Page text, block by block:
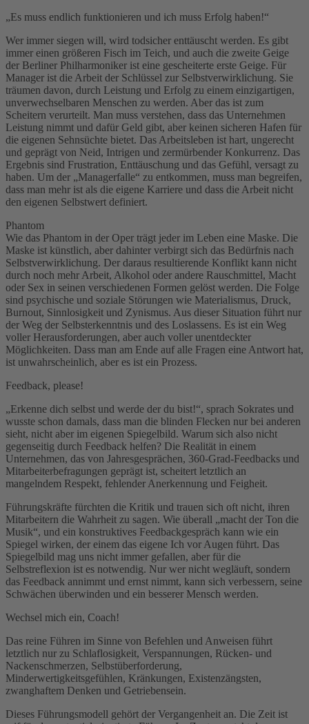
„Es muss endlich funktionieren und ich muss Erfolg haben!“
Wer immer siegen will, wird todsicher enttäuscht werden. Es gibt
immer einen größeren Fisch im Teich, und auch die zweite Geige
der Berliner Philharmoniker ist eine gescheiterte erste Geige. Für
Manager ist die Arbeit der Schlüssel zur Selbstverwirklichung. Sie
träumen davon, durch Leistung und Erfolg zu einem einzigartigen,
unverwechselbaren Menschen zu werden. Aber das ist zum
Scheitern verurteilt. Man muss verstehen, dass das Unternehmen
Leistung nimmt und dafür Geld gibt, aber keinen sicheren Hafen für
die eigenen Sehnsüchte bietet. Das Arbeitsleben ist hart, ungerecht
und geprägt von Neid, Intrigen und zermürbender Konkurrenz. Das
Ergebnis sind Frustration, Enttäuschung und das Gefühl, versagt zu
haben. Um der „Managerfalle“ zu entkommen, muss man begreifen,
dass man mehr ist als die eigene Karriere und dass die Arbeit nicht
den eigenen Selbstwert definiert.
Phantom
Wie das Phantom in der Oper trägt jeder im Leben eine Maske. Die
Maske ist künstlich, aber dahinter verbirgt sich das Bedürfnis nach
Selbstverwirklichung. Der daraus resultierende Konflikt kann nicht
durch noch mehr Arbeit, Alkohol oder andere Rauschmittel, Macht
oder Sex in seinen verschiedenen Formen gelöst werden. Die Folge
sind psychische und soziale Störungen wie Materialismus, Druck,
Burnout, Sinnlosigkeit und Zynismus. Aus dieser Situation führt nur
der Weg der Selbsterkenntnis und des Loslassens. Es ist ein Weg
voller Herausforderungen, aber auch voller unentdeckter
Möglichkeiten. Dass man am Ende auf alle Fragen eine Antwort hat,
ist unwahrscheinlich, aber es ist ein Prozess.
Feedback, please!
„Erkenne dich selbst und werde der du bist!“, sprach Sokrates und
wusste schon damals, dass man die blinden Flecken nur bei anderen
sieht, nicht aber im eigenen Spiegelbild. Warum sich also nicht
gegenseitig durch Feedback helfen? Die Realität in einem
Unternehmen, das von Jahresgesprächen, 360-Grad-Feedbacks und
Mitarbeiterbefragungen geprägt ist, scheitert letztlich an
mangelndem Respekt, fehlender Anerkennung und Feigheit.
Führungskräfte fürchten die Kritik und trauen sich oft nicht, ihren
Mitarbeitern die Wahrheit zu sagen. Wie überall „macht der Ton die
Musik“, und ein konstruktives Feedbackgespräch kann wie ein
Spiegel wirken, der einem das eigene Ich vor Augen führt. Das
Spiegelbild mag uns nicht immer gefallen, aber für die
Selbstreflexion ist es notwendig. Nur wer nicht wegläuft, sondern
das Feedback annimmt und ernst nimmt, kann sich verbessern, seine
Schwächen überwinden und ein besserer Mensch werden.
Wechsel mich ein, Coach!
Das reine Führen im Sinne von Befehlen und Anweisen führt
letztlich nur zu Schlaflosigkeit, Verspannungen, Rücken- und
Nackenschmerzen, Selbstüberforderung,
Minderwertigkeitsgefühlen, Kränkungen, Existenzängsten,
zwanghaftem Denken und Getriebensein.
Dieses Führungsmodell gehört der Vergangenheit an. Die Zeit ist